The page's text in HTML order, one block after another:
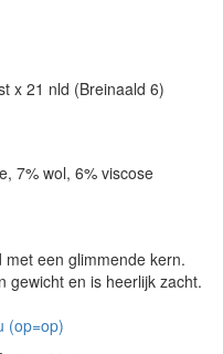
x 21 nld (Breinaald 6)
7% wol, 6% viscose
een glimmende kern.
gewicht en is heerlijk zacht.
(op=op)